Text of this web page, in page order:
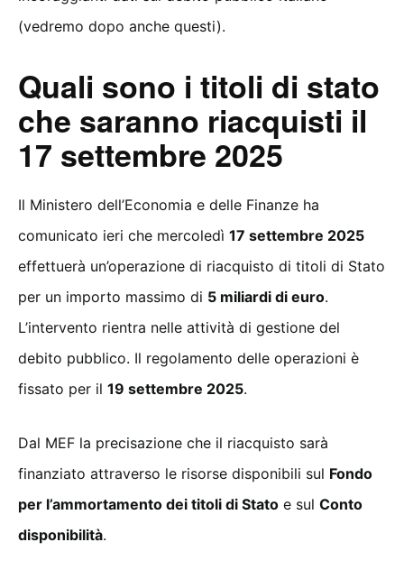
(vedremo dopo anche questi).
Quali sono i titoli di stato
che saranno riacquisti il
17 settembre 2025
Il Ministero dell’Economia e delle Finanze ha
comunicato ieri che mercoledì 17 settembre 2025
effettuerà un’operazione di riacquisto di titoli di Stato
per un importo massimo di 5 miliardi di euro.
L’intervento rientra nelle attività di gestione del
debito pubblico. Il regolamento delle operazioni è
fissato per il 19 settembre 2025.
Dal MEF la precisazione che il riacquisto sarà
finanziato attraverso le risorse disponibili sul Fondo
per l’ammortamento dei titoli di Stato e sul Conto
disponibilità.